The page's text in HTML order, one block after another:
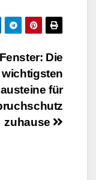
Die
wichtigsten
für
zuhause